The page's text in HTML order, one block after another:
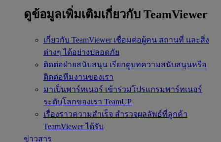
ดูข้อมูลเพิ่มเติมเกี่ยวกับ TeamViewer
เกี่ยวกับ TeamViewer เชื่อมต่อผู้คน สถานที่ และสิ่ง
ต่างๆ ได้อย่างปลอดภัย
ติดต่อฝ่ายสนับสนุน เรียกดูบทความสนับสนุนหรือ
ติดต่อทีมงานของเรา
มาเป็นพาร์ทเนอร์ เข้าร่วมโปรแกรมพาร์ทเนอร์
ระดับโลกของเรา TeamUP
เรื่องราวความสำเร็จ สำรวจผลลัพธ์ที่ลูกค้า
TeamViewer ได้รับ
ข่าวสาร